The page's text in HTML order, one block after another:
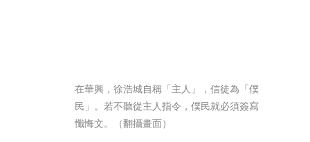
在華興，徐浩城自稱「主人」，信徒為「僕
民」。若不聽從主人指令，僕民就必須簽寫
懺悔文。（翻攝畫面）